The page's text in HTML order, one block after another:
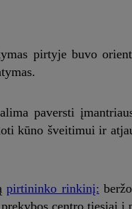
pirtyje buvo
paversti
kūno šveitimui ir
pirtininko rinkinį: